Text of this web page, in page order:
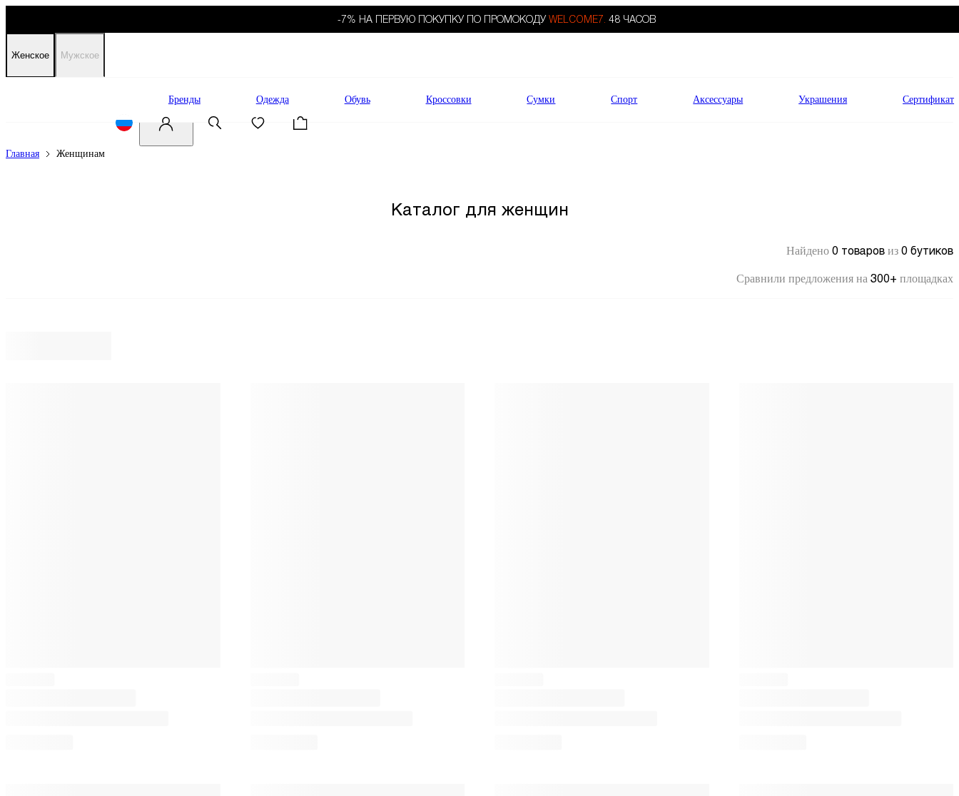
-7% НА ПЕРВУЮ ПОКУПКУ ПО ПРОМОКОДУ WELCOME7. 48 ЧАСОВ
Женское Мужское
Бренды Одежда Обувь Кроссовки Сумки Спорт Аксессуары Украшения Сертификат
Главная Женщинам
Каталог для женщин
Найдено 0 товаров из 0 бутиков
Сравнили предложения на 300+ площадках